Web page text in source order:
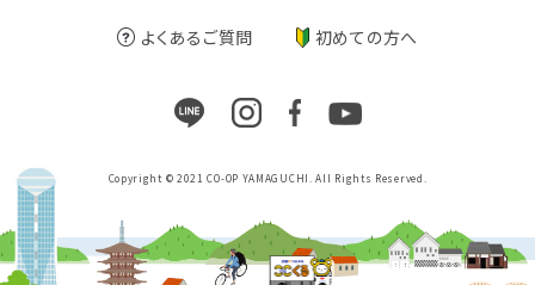
よくあるご質問 初めての方へ
Copyright © 2021 CO-OP YAMAGUCHI. All Rights Reserved.